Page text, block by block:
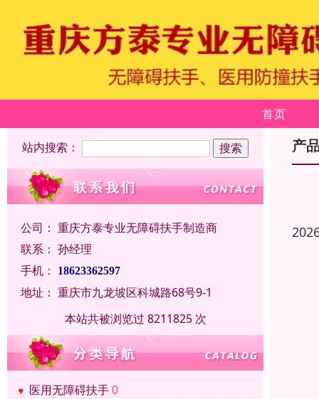
首页
站内搜索：
公司： 重庆方泰专业无障碍扶手制造商
联系： 孙经理
手机：
18623362597
地址： 重庆市九龙坡区科城路68号9-1
本站共被浏览过 8211825 次
医用无障碍扶手0
产